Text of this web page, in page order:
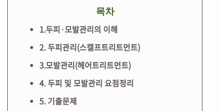
목차
1.두피·모발관리의 이해
2. 두피관리(스캘프트리트먼트)
3.모발관리(헤어트리트먼트)
4. 두피 및 모발관리 요점정리
5. 기출문제